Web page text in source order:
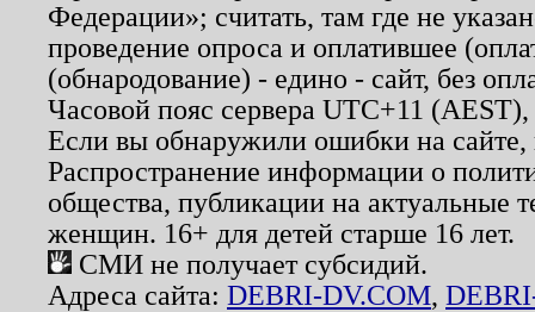
Федерации»; считать, там где не
проведение опроса и оплатившее
(обнародование) - едино - сайт, без
Часовой пояс сервера UTC+11
Если вы обнаружили ошибки на
Распространение информации о
общества, публикации на актуальные
женщин. 16+ для детей старше 16 лет.
СМИ не получает субсидий.
Адреса сайта: DEBRI-DV.COM,